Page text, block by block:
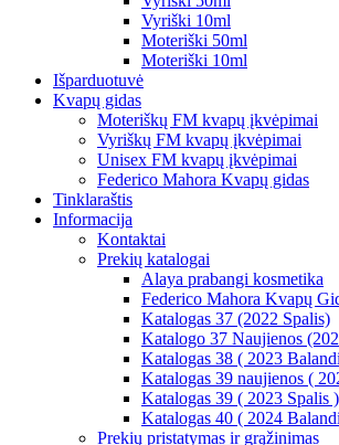
Vyriški 10ml
Moteriški 50ml
Moteriški 10ml
Išparduotuvė
Kvapų gidas
Moteriškų FM kvapų įkvėpimai
Vyriškų FM kvapų įkvėpimai
Unisex FM kvapų įkvėpimai
Federico Mahora Kvapų gidas
Tinklaraštis
Informacija
Kontaktai
Prekių katalogai
Alaya prabangi kosmetika
Federico Mahora Kvapų
Katalogas 37 (2022 Spalis)
Katalogo 37 Naujienos
Katalogas 38 ( 2023
Katalogas 39 naujienos (
Katalogas 39 ( 2023 Spalis )
Katalogas 40 ( 2024
Prekių pristatymas ir grąžinimas